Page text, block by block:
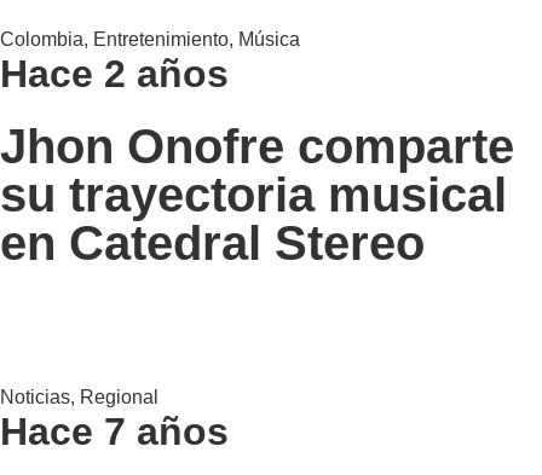
Colombia, Entretenimiento, Música
Hace 2 años
Jhon Onofre comparte
su trayectoria musical
en Catedral Stereo
Noticias, Regional
Hace 7 años